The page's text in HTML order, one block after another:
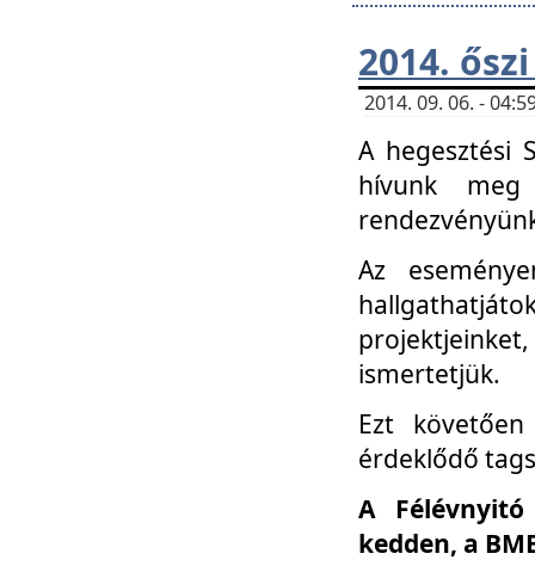
2014.
2014. 09. 06. -
A hegesztési
hívunk
Az
ismertetjük.
Ezt
érdeklődő
A
kedden, a